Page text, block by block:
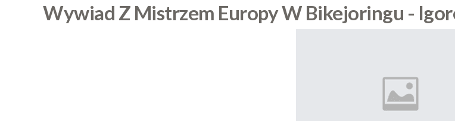
Wywiad Z Mistrzem Europy W Bikejoringu -